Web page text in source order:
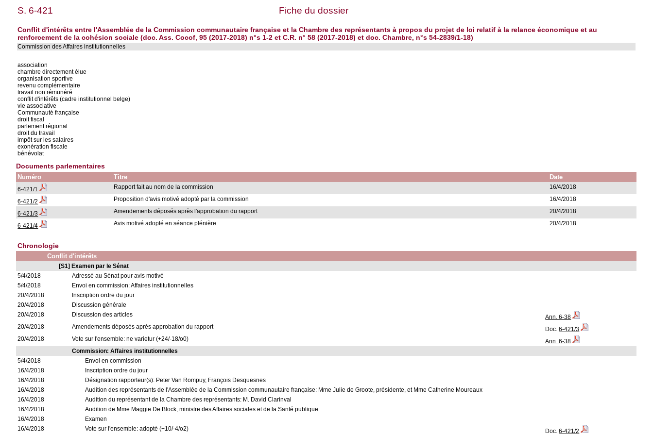
S. 6-421 Fiche du dossier
Conflit d'intérêts entre l'Assemblée de la Commission communautaire française et la Chambre des représentants à propos du projet de loi relatif à la relance économique et au
renforcement de la cohésion sociale (doc. Ass. Cocof, 95 (2017-2018) n°s 1-2 et C.R. n° 58 (2017-2018) et doc. Chambre, n°s 54-2839/1-18)
Commission des Affaires institutionnelles
association
chambre directement élue
organisation sportive
revenu complémentaire
travail non rémunéré
conflit d'intérêts (cadre institutionnel belge)
vie associative
Communauté française
droit fiscal
parlement régional
droit du travail
impôt sur les salaires
exonération fiscale
bénévolat
Documents parlementaires
Numéro Titre Date
6-421/1 Rapport fait au nom de la commission 16/4/2018
6-421/2 Proposition d'avis motivé adopté par la commission 16/4/2018
6-421/3 Amendements déposés après l'approbation du rapport 20/4/2018
6-421/4 Avis motivé adopté en séance plénière 20/4/2018
Chronologie
Conflit d'intérêts
[S1] Examen par le Sénat
5/4/2018
Adressé au Sénat pour avis motivé
5/4/2018
Envoi en commission: Affaires institutionnelles
20/4/2018
Inscription ordre du jour
20/4/2018
Discussion générale
20/4/2018
Discussion des articles
Ann. 6-38
20/4/2018
Amendements déposés après approbation du rapport Doc.6-421/3
20/4/2018
Vote sur l'ensemble: ne varietur (+24/-18/o0)
Ann. 6-38
Commission: Affaires institutionnelles
5/4/2018
Envoi en commission
16/4/2018
Inscription ordre du jour
16/4/2018
Désignation rapporteur(s): Peter Van Rompuy, François Desquesnes
16/4/2018
Audition des représentants de l'Assemblée de la Commission communautaire française: Mme Julie de Groote, présidente, et Mme Catherine Moureaux
16/4/2018
Audition du représentant de la Chambre des représentants: M. David Clarinval
16/4/2018
Audition de Mme Maggie De Block, ministre des Affaires sociales et de la Santé publique
16/4/2018
Examen
16/4/2018
Vote sur l'ensemble: adopté (+10/-4/o2) Doc.6-421/2